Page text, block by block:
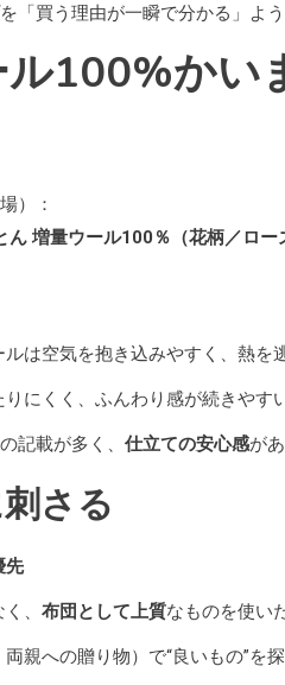
「買う理由が一瞬で分かる」よう
100%かい
）：
ん 増量ウール100％（花柄／ロー
ルは空気を抱き込みやすく、熱を
りにくく、ふんわり感が続きやす
記載が多く、 仕立ての安心感が
さる
先
、 布団として上質なものを使い
親への贈り物）で“良いもの”を